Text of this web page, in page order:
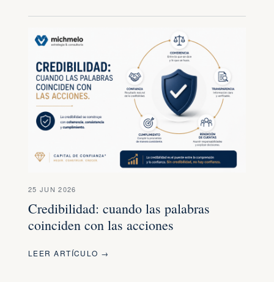
25 JUN 2026
Credibilidad: cuando las palabras
coinciden con las acciones
LEER ARTÍCULO →